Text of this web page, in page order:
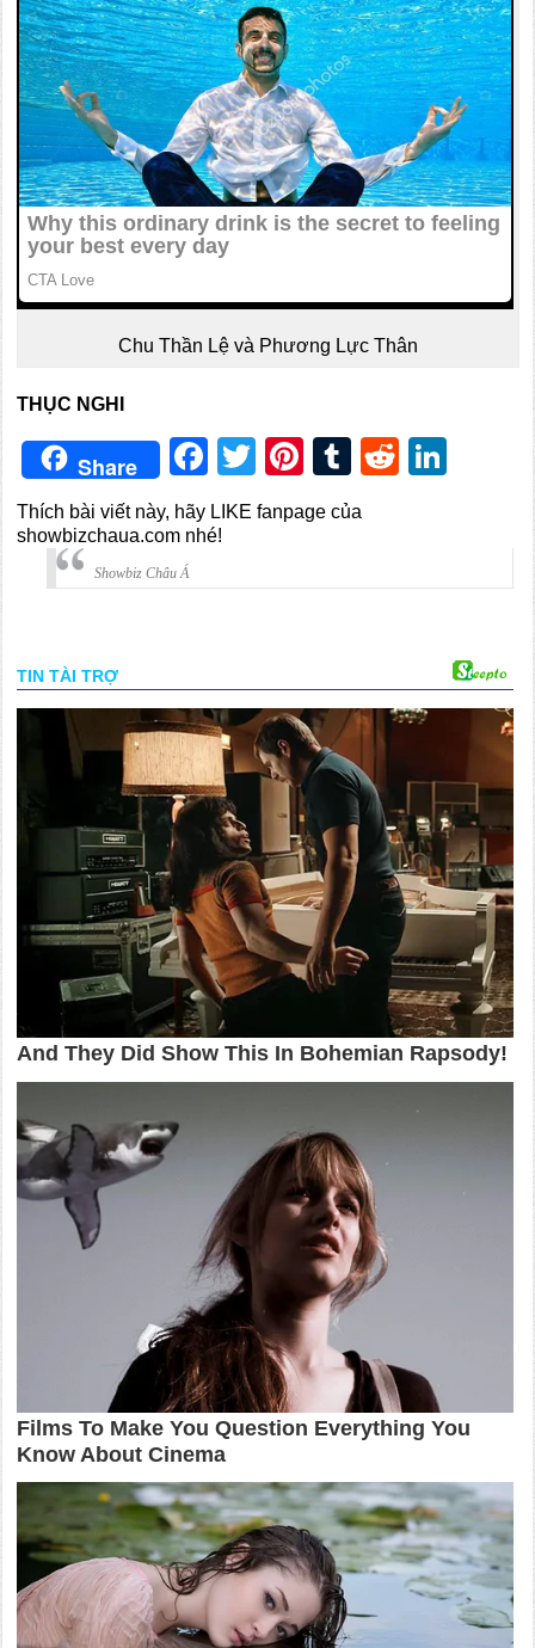
Chu Thần Lệ và Phương Lực Thân
THỤC NGHI
Share Facebook
TwitterPinterest
TumblrReddit
Thích bài viết này, hãy LIKE fanpage của
showbizchaua.com nhé!
Showbiz Châu Á